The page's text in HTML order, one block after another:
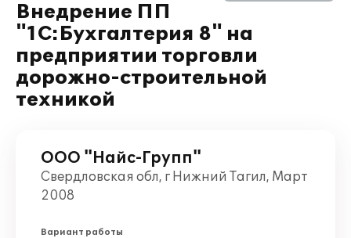
Внедрение ПП
"1C:Бухгалтерия 8" на
предприятии торговли
дорожно-строительной
техникой
ООО "Найс-Групп"
Свердловская обл, г Нижний Тагил, Март
2008
Вариант работы